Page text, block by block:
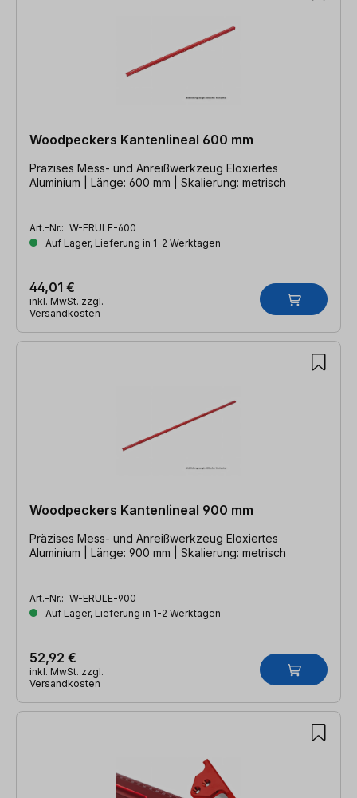
Woodpeckers Kantenlineal 600 mm
Präzises Mess- und Anreißwerkzeug Eloxiertes
Aluminium | Länge: 600 mm | Skalierung: metrisch
Art.-Nr.: W-ERULE-600
Auf Lager, Lieferung in 1-2 Werktagen
44,01 €
inkl. MwSt. zzgl.
Versandkosten
Woodpeckers Kantenlineal 900 mm
Präzises Mess- und Anreißwerkzeug Eloxiertes
Aluminium | Länge: 900 mm | Skalierung: metrisch
Art.-Nr.: W-ERULE-900
Auf Lager, Lieferung in 1-2 Werktagen
52,92 €
inkl. MwSt. zzgl.
Versandkosten